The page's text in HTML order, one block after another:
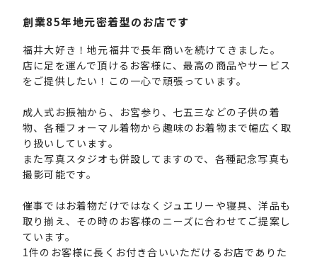
創業85年地元密着型のお店です
福井大好き！地元福井で長年商いを続けてきました。
店に足を運んで頂けるお客様に、最高の商品やサービス
をご提供したい！この一心で頑張っています。
成人式お振袖から、お宮参り、七五三などの子供の着
物、各種フォーマル着物から趣味のお着物まで幅広く取
り扱いしています。
また写真スタジオも併設してますので、各種記念写真も
撮影可能です。
催事ではお着物だけではなくジュエリーや寝具、洋品も
取り揃え、その時のお客様のニーズに合わせてご提案し
ています。
1件のお客様に長くお付き合いいただけるお店でありた